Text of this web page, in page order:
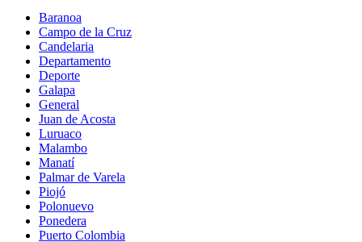
Baranoa
Campo de la Cruz
Candelaria
Departamento
Deporte
Galapa
General
Juan de Acosta
Luruaco
Malambo
Manatí
Palmar de Varela
Piojó
Polonuevo
Ponedera
Puerto Colombia